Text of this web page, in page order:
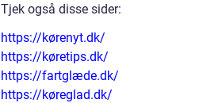
Tjek også disse sider:
https://kørenyt.dk/
https://køretips.dk/
https://fartglæde.dk/
https://køreglad.dk/